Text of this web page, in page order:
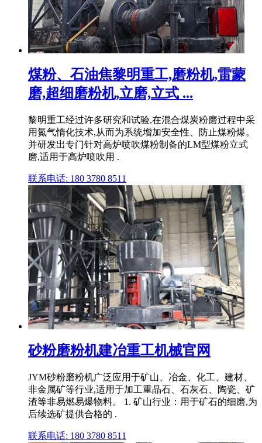
煤粉、石油焦黎明重工,磨粉机,雷蒙
磨,超细磨粉机,立磨,立式 ...
黎明重工经过许多研究和试验,在混合煤炭粉磨过程中采
用氮气惰化技术,从而为系统增加安全性、防止煤粉爆。
并研发出专门针对高炉喷吹煤粉制备的LM型煤粉立式
磨,适用于高炉喷吹用 .
联系电话: 180 3780 8511
砂粉磨粉机建冶重工机械官网
JYM砂粉磨粉机广泛应用于矿山、冶金、化工、建材、
非金属矿等行业,适用于加工重晶石、石灰石、陶瓷、矿
渣等非易燃易爆物料。 1. 矿山行业：用于矿石的细磨,为
后续选矿提供合格的 .
联系电话: 180 3780 8511